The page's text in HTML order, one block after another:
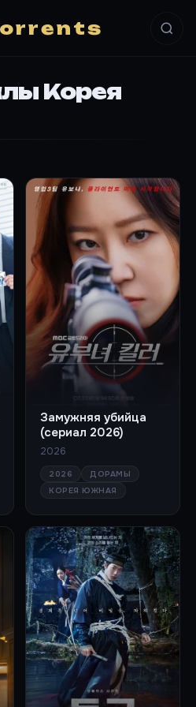
Корея
Замужняя убийца
(сериал 2026)
2026
2026
ДОРАМЫ
КОРЕЯ ЮЖНАЯ